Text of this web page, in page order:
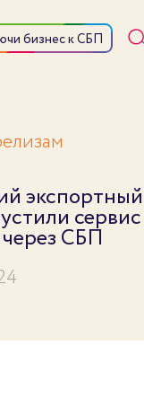
бизнес к СБП
СБП